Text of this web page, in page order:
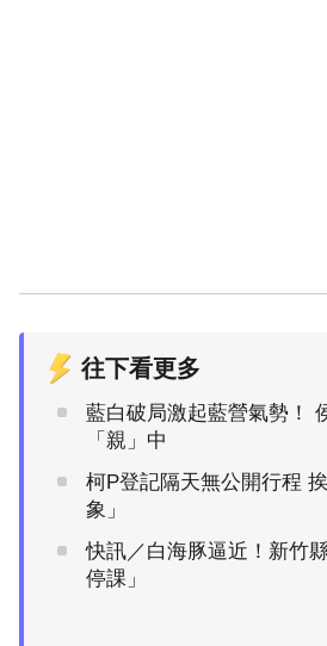
往下看更多
藍白破局激起藍營氣勢！
「親」中
柯P登記隔天無公開行程 挨酸「史無前例怪現
象」
快訊／白海豚逼近！新竹
停課」